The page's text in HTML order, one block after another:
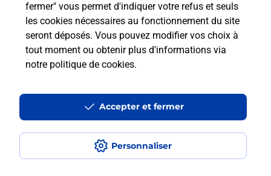
fermer" vous permet d'indiquer votre refus et seuls
les cookies nécessaires au fonctionnement du site
seront déposés. Vous pouvez modifier vos choix à
tout moment ou obtenir plus d'informations via
notre politique de cookies.
Personnaliser
Accepter et fermer
Localiser Liste Landes
Accessibilité : partiellement conforme
Conditions contractuelles
Mentions légales